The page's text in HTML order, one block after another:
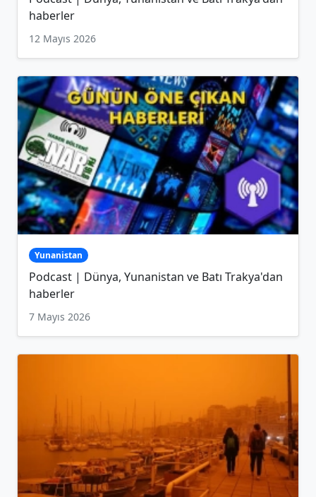
haberler
12 Mayıs 2026
Yunanistan
Podcast | Dünya, Yunanistan ve Batı Trakya'dan
haberler
7 Mayıs 2026